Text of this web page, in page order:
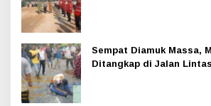
Sempat Diamuk Massa,
Ditangkap di Jalan